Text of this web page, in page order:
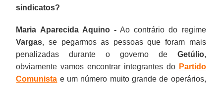
sindicatos?
Maria Aparecida Aquino -Ao contrário do regime
Vargas, se pegarmos as pessoas que foram mais
penalizadas durante o governo de Getúlio,
obviamente vamos encontrar integrantes do Partido
Comunista e um número muito grande de operários,